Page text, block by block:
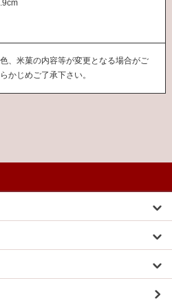
、米菓の内容等が変更となる場合がご
かじめご了承下さい。